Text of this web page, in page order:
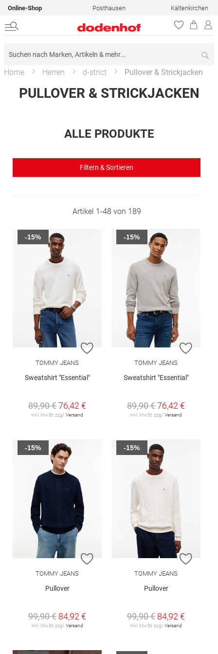
Online-Shop Posthausen Kaltenkirchen
Home Herren d-strict Pullover & Strickjacken
PULLOVER & STRICKJACKEN
ALLE PRODUKTE
Filtern & Sortieren
Artikel 1-48 von 189
ZUR WUNSCHLISTE HINZUFÜGEN
TOMMY JEANS
Sweatshirt "Essential"
89,90 €76,42 €
inkl. MwSt. zzgl. Versand
-15%
ZUR
TOMMY JEANS
Sweatshirt "Essential"
89,90 €76,42 €
inkl. MwSt. zzgl. Versand
-15%
ZUR WUNSCHLISTE HINZUFÜGEN
TOMMY JEANS
Pullover
99,90 € 84,92 €
inkl. MwSt. zzgl. Versand
-15%
ZUR
TOMMY JEANS
Pullover
99,90 € 84,92 €
inkl. MwSt. zzgl. Versand
-15%